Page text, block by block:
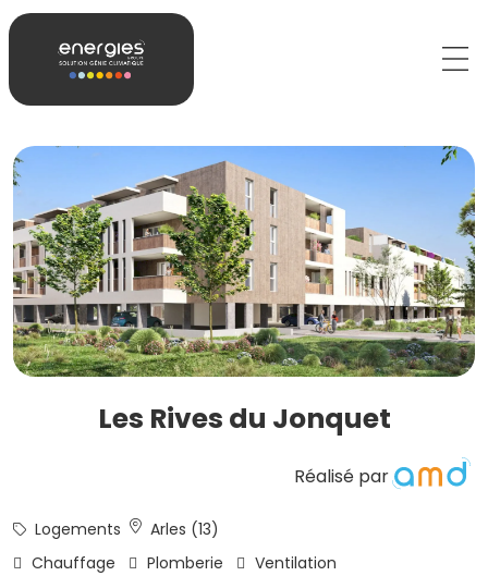
Les Rives du Jonquet
Réalisé par
Logements
Arles (13)
Chauffage
Plomberie
Ventilation